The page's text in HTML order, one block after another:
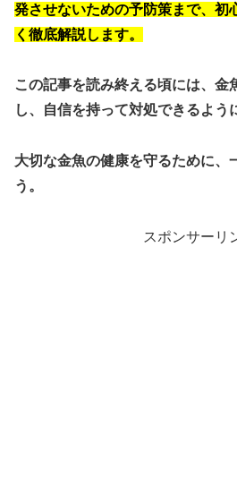
発させないための予防策まで、初
く徹底解説します。
この記事を読み終える頃には、金
し、自信を持って対処できるよう
大切な金魚の健康を守るために、
う。
スポンサーリ